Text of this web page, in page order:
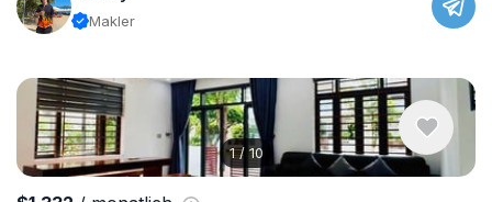
Makler
1/ 10